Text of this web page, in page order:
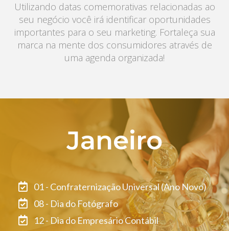
Utilizando datas comemorativas relacionadas ao
seu negócio você irá identificar oportunidades
importantes para o seu marketing. Fortaleça sua
marca na mente dos consumidores através de
uma agenda organizada!
Janeiro
01 - Confraternização Universal (Ano Novo)
08 - Dia do Fotógrafo
12 - Dia do Empresário Contábil